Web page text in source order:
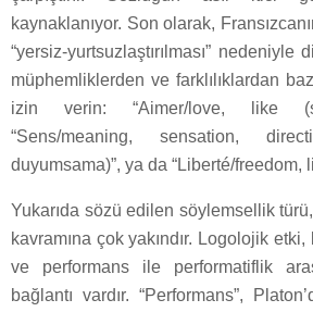
kaynaklanıyor. Son olarak,
“yersiz-yurtsuzlaştırılması”
müphemliklerden ve farklılıklardan
izin verin: “Aimer/love, like
“Sens/meaning, sensation,
duyumsama)”, ya da “Liberté/freedom,
Yukarıda sözü edilen söylemsellik
kavramına çok yakındır. Logolojik
ve performans ile performatiflik
bağlantı vardır. “Performans”,